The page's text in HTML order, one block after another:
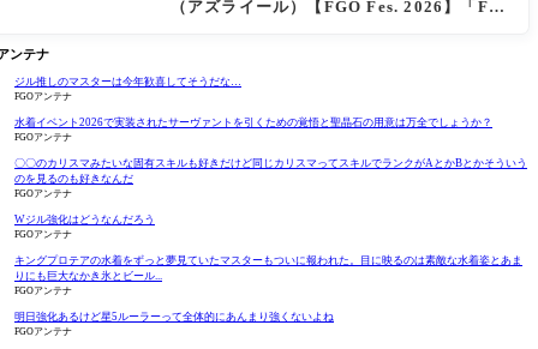
（アズライール）【FGO Fes. 2026】「Fat
ンテナ
ジル推しのマスターは今年歓喜してそうだな…
FGOアンテナ
水着イベント2026で実装されたサーヴァントを引くための覚悟と聖晶石の用意は万全でしょうか？
FGOアンテナ
〇〇のカリスマみたいな固有スキルも好きだけど同じカリスマってスキルでランクがAとかBとかそういう
のを見るのも好きなんだ
FGOアンテナ
Wジル強化はどうなんだろう
FGOアンテナ
キングプロテアの水着をずっと夢見ていたマスターもついに報われた。目に映るのは素敵な水着姿とあま
りにも巨大なかき氷とビール...
FGOアンテナ
明日強化あるけど星5ルーラーって全体的にあんまり強くないよね
FGOアンテナ